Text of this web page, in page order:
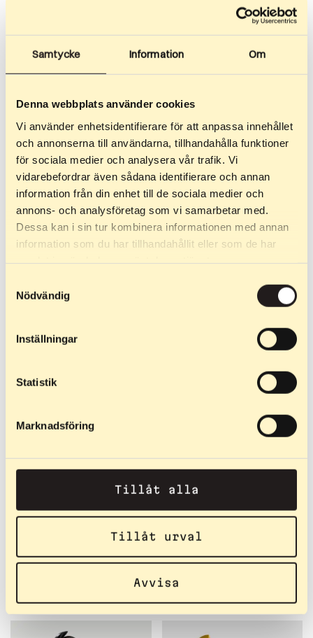
Samtycke Information Om
Denna webbplats använder cookies
Vi använder enhetsidentifierare för att anpassa innehållet
och annonserna till användarna, tillhandahålla funktioner
för sociala medier och analysera vår trafik. Vi
vidarebefordrar även sådana identifierare och annan
information från din enhet till de sociala medier och
annons- och analysföretag som vi samarbetar med.
Dessa kan i sin tur kombinera informationen med annan
information som du har tillhandahållit eller som de har
Nödvändig
Inställningar
Statistik
Marknadsföring
Tillåt alla
Tillåt urval
Avvisa
2 999 kr– 3 299kr
Skate Stride
Slēpošanas slida, kas ar savu
līdzsvarotību un…
2 299kr–2 299kr
Skrituļslidas Junior
Skate Junior izmanto tos
3 699kr
Mūsu unikālākais modelis. Ja
2 299kr–2 299kr
Classic Junior
Īsāks alumīnija rāmis ir
no "lielā brāļa"…